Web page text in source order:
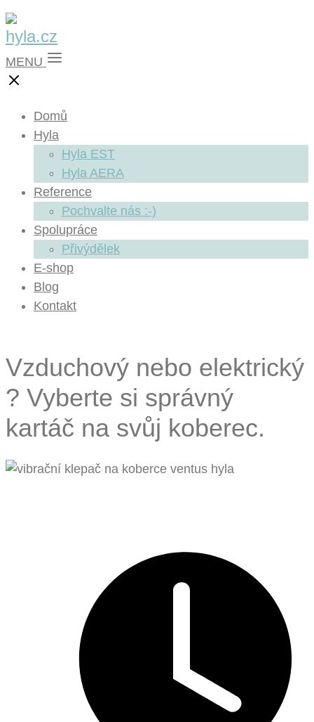
MENU
Domů
Hyla
Hyla EST
Hyla AERA
Reference
Pochvalte nás :-)
Spolupráce
Přivýdělek
E-shop
Blog
Kontakt
Vzduchový nebo elektrický
? Vyberte si správný
kartáč na svůj koberec.